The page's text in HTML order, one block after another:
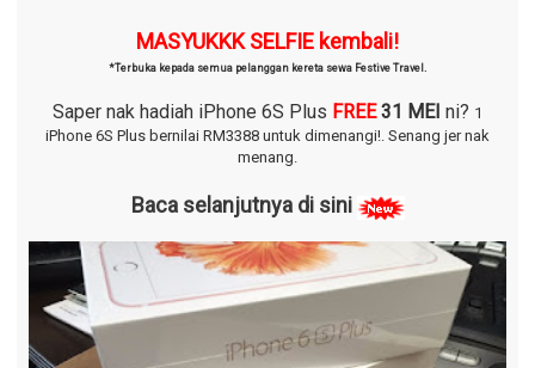
MASYUKKK SELFIE kembali!
*Terbuka kepada semua pelanggan kereta sewa Festive Travel.
Saper nak hadiah iPhone 6S Plus FREE 31 MEI ni? 1
iPhone 6S Plus bernilai RM3388 untuk dimenangi!. Senang jer nak
menang.
Baca selanjutnya di sini